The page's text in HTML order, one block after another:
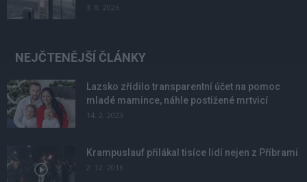
3. 8. 2026
NEJČTENĚJŠÍ ČLÁNKY
Lazsko zřídilo transparentní účet na pomoc
mladé mamince, náhle postižené mrtvicí
14. 2. 2023
Krampuslauf přilákal tisíce lidí nejen z Příbrami
2. 12. 2016